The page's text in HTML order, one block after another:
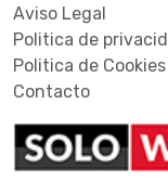
Aviso Legal
Politica de
Politica de Cookies
Contacto